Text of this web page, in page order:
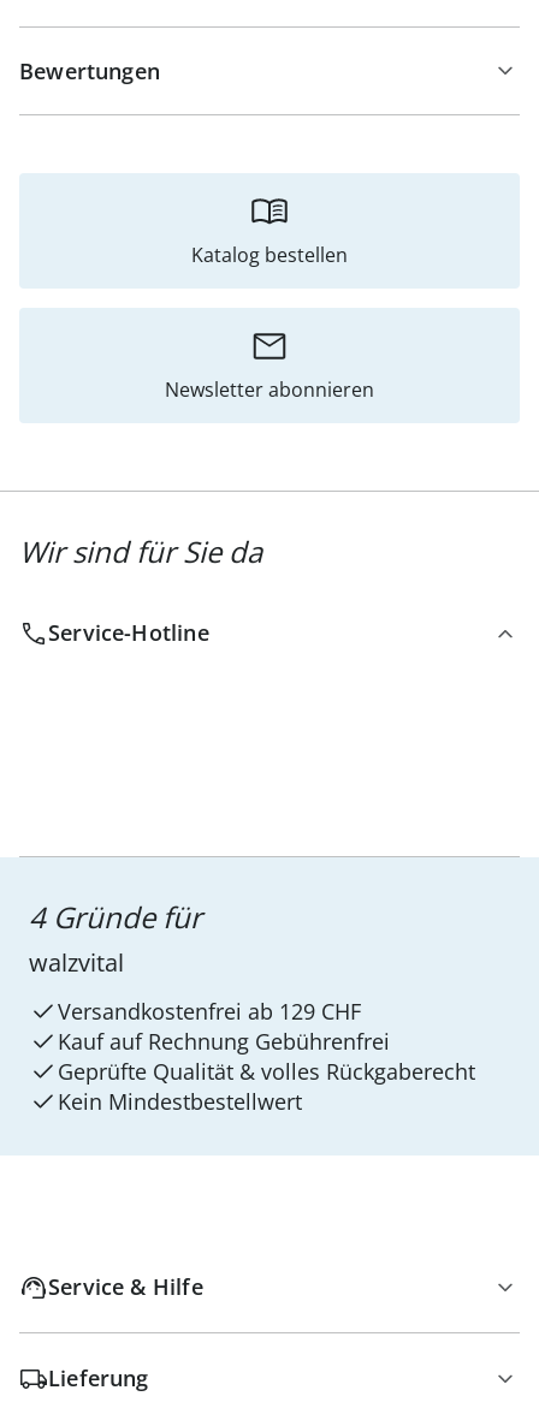
Bewertungen
Katalog bestellen
Newsletter abonnieren
Wir sind für Sie da
Service-Hotline
4 Gründe für
walzvital
Versandkostenfrei ab 129 CHF
Kauf auf Rechnung Gebührenfrei
Geprüfte Qualität & volles Rückgaberecht
Kein Mindest­bestellwert
Service & Hilfe
Lieferung